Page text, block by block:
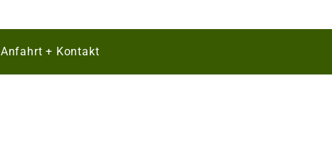
Anfahrt + Kontakt